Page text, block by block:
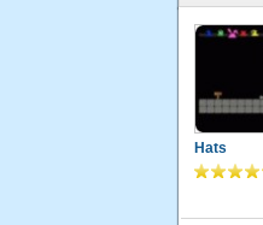
Hats